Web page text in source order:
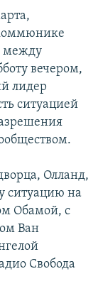
между
вечером,
лидер
ситуацией
Олланд,
ситуацию на
Обамой, с
Ван
Свобода